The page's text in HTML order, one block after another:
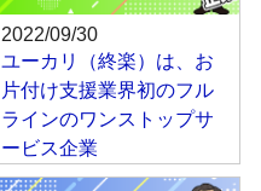
2022/09/30
ユーカリ（終楽）は、お
片付け支援業界初のフル
ラインのワンストップサ
ービス企業